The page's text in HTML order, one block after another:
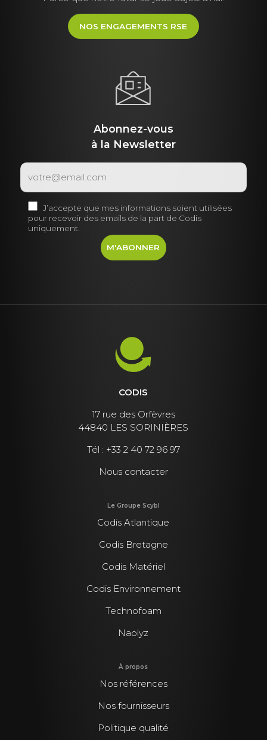
NOS ENGAGEMENTS RSE
Abonnez-vous
à la Newsletter
J’accepte que mes informations soient utilisées
pour recevoir des emails de la part de Codis
uniquement.
CODIS
17 rue des Orfèvres
44840 LES SORINIÈRES
Tél : +33 2 40 72 96 97
Nous contacter
Le Groupe Scybl
Codis Atlantique
Codis Bretagne
Codis Matériel
Codis Environnement
Technofoam
Naolyz
À propos
Nos références
Nos fournisseurs
Politique qualité